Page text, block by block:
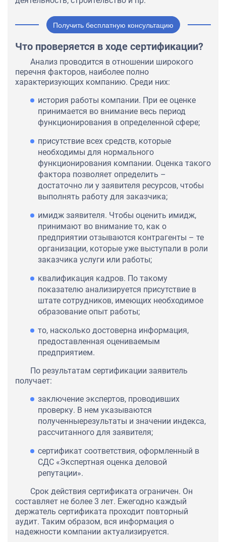
Получить бесплатную консультацию
Что проверяется в ходе сертификации?
Анализ проводится в отношении широкого
перечня факторов, наиболее полно
характеризующих компанию. Среди них:
история работы компании. При ее оценке
принимается во внимание весь период
функционирования в определенной сфере;
присутствие всех средств, которые
необходимы для нормального
функционирования компании. Оценка такого
фактора позволяет определить –
достаточно ли у заявителя ресурсов, чтобы
выполнять работу для заказчика;
имидж заявителя. Чтобы оценить имидж,
принимают во внимание то, как о
предприятии отзываются контрагенты – те
организации, которые уже выступали в роли
заказчика услуги или работы;
квалификация кадров. По такому
показателю анализируется присутствие в
штате сотрудников, имеющих необходимое
образование опыт работы;
то, насколько достоверна информация,
предоставленная оцениваемым
предприятием.
По результатам сертификации заявитель
получает:
заключение экспертов, проводивших
проверку. В нем указываются
полученныерезультаты и значении индекса,
рассчитанного для заявителя;
сертификат соответствия, оформленный в
СДС «Экспертная оценка деловой
репутации».
Срок действия сертификата ограничен. Он
составляет не более 3 лет. Ежегодно каждый
держатель сертификата проходит повторный
аудит. Таким образом, вся информация о
надежности компании актуализируется.